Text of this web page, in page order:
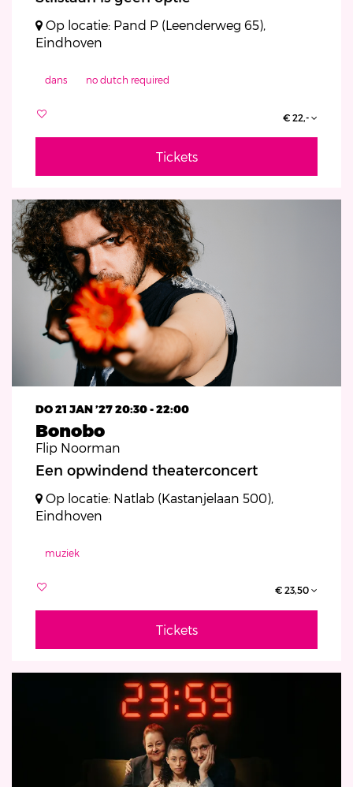
Op locatie: Pand P (Leenderweg 65),
Eindhoven
dans no dutch required
€ 22,-
Tickets
Bonobo
Flip Noorman
DO 21 JAN ’2720:30 - 22:00
Een opwindend theaterconcert
Op locatie: Natlab (Kastanjelaan 500),
Eindhoven
muziek
€ 23,50
Tickets